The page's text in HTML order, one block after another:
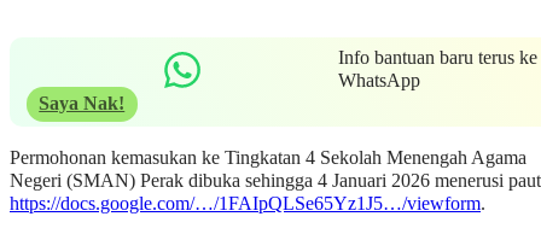
Info bantuan baru terus ke
WhatsApp
Saya Nak!
Permohonan kemasukan ke Tingkatan 4 Sekolah Menengah Agama
Negeri (SMAN) Perak dibuka sehingga 4 Januari 2026 menerusi
https://docs.google.com/…/1FAIpQLSe65Yz1J5…/viewform.